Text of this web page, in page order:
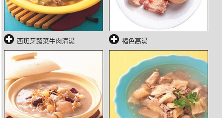
西班牙蔬菜牛肉清湯 褐色高湯